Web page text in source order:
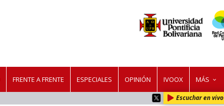
FRENTE A FRENTE ESPECIALES OPINIÓN IVOOX MÁS
Escuchar en vivo